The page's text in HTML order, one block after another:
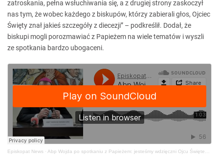
zatroskania, pełna wsłuchiwania się, a z drugiej strony zaskoczył
nas tym, że wobec każdego z biskupów, którzy zabierali głos, Ojciec
Święty znał jakieś szczegóły z diecezji” – podkreślił. Dodał, że
biskupi mogli porozmawiać z Papieżem na wiele tematów i wyszli
ze spotkania bardzo ubogaceni.
Episkopat News · Abp Wojda po spotkaniu z Papieżem: jesteśmy wdzięczni Ojcu Świętemu za braterski dialog